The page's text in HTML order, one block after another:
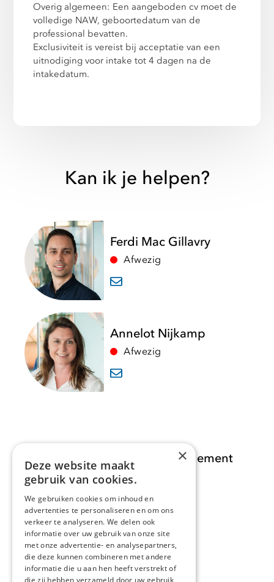
Overig algemeen: Een aangeboden cv moet de
volledige NAW, geboortedatum van de
professional bevatten.
Exclusiviteit is vereist bij acceptatie van een
uitnodiging voor intake tot 4 dagen na de
intakedatum.
Kan ik je helpen?
Ferdi Mac Gillavry
Afwezig
Annelot Nijkamp
Afwezig
Opdracht Informatiemanagement
Opdrachten
Actueel
Over ons
Contact
×
Deze website maakt
gebruik van cookies.
We gebruiken cookies om inhoud en
advertenties te personaliseren en om ons
verkeer te analyseren. We delen ook
informatie over uw gebruik van onze site
met onze advertentie- en analysepartners,
die deze kunnen combineren met andere
informatie die u aan hen heeft verstrekt of
die zij hebben verzameld door uw gebruik